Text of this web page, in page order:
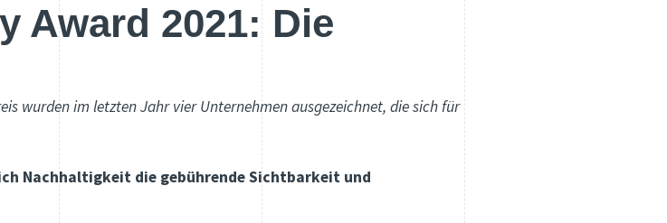
Award 2021: Die
wurden im letzten Jahr vier Unternehmen ausgezeichnet, die sich für
Nachhaltigkeit die gebührende Sichtbarkeit und